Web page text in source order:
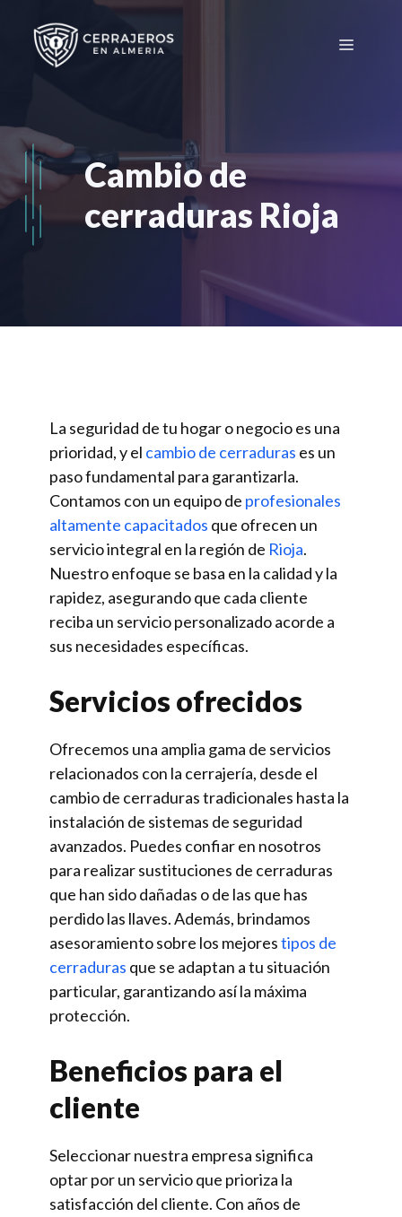
contenido
Menú
Cambio de
cerraduras Rioja
La seguridad de tu hogar o negocio es una
prioridad, y el cambio de cerraduras es un
paso fundamental para garantizarla.
Contamos con un equipo de profesionales
altamente capacitados que ofrecen un
servicio integral en la región de Rioja.
Nuestro enfoque se basa en la calidad y la
rapidez, asegurando que cada cliente
reciba un servicio personalizado acorde a
sus necesidades específicas.
Servicios ofrecidos
Ofrecemos una amplia gama de servicios
relacionados con la cerrajería, desde el
cambio de cerraduras tradicionales hasta la
instalación de sistemas de seguridad
avanzados. Puedes confiar en nosotros
para realizar sustituciones de cerraduras
que han sido dañadas o de las que has
perdido las llaves. Además, brindamos
asesoramiento sobre los mejorestipos de
cerraduras que se adaptan a tu situación
particular, garantizando así la máxima
protección.
Beneficios para el
cliente
Seleccionar nuestra empresa significa
optar por un servicio que prioriza la
satisfacción del cliente. Con años de